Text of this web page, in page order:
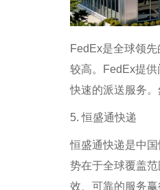
FedEx是全球领
较高。FedEx提
快速的派送服务
5. 恒盛通快递
恒盛通快递是中
势在于全球覆盖
效、可靠的服务